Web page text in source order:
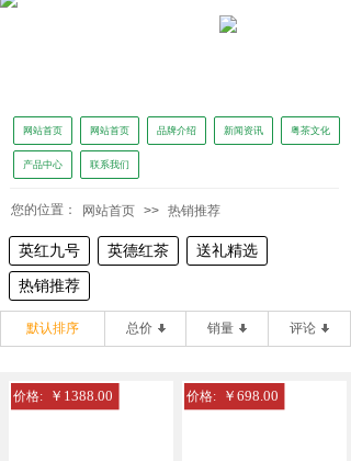
网站首页 网站首页 品牌介绍 新闻资讯 粤茶文化
产品中心 联系我们
您的位置： 网站首页 >> 热销推荐
英红九号 英德红茶
送礼精选
热销推荐
默认排序 总价 销量 评论
价格: ￥1388.00 价格: ￥698.00